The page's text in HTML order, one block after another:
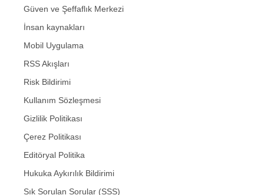
Güven ve Şeffaflık Merkezi
İnsan kaynakları
Mobil Uygulama
RSS Akışları
Risk Bildirimi
Kullanım Sözleşmesi
Gizlilik Politikası
Çerez Politikası
Editöryal Politika
Hukuka Aykırılık Bildirimi
Sık Sorulan Sorular (SSS)